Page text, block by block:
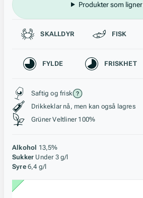
Produkter som ligner
Passer til
SKALLDYR FISK
Karakteristikk
FYLDE FRISKHET
Stil, lagring og råstoff
Saftig og frisk
Drikkeklar nå, men kan også lagres
Grüner Veltliner 100%
Alkohol 13,5%
Sukker Under 3 g/l
Syre 6,4 g/l